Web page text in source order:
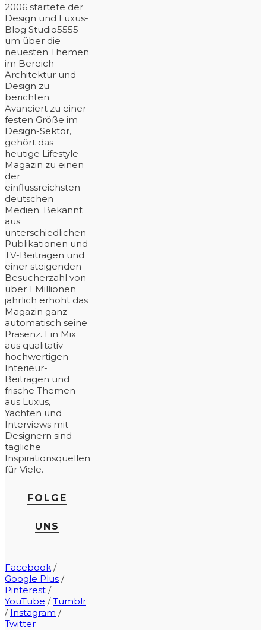
2006 startete der
Design und Luxus-
Blog Studio5555
um über die
neuesten Themen
im Bereich
Architektur und
Design zu
berichten.
Avanciert zu einer
festen Größe im
Design-Sektor,
gehört das
heutige Lifestyle
Magazin zu einen
der
einflussreichsten
deutschen
Medien. Bekannt
aus
unterschiedlichen
Publikationen und
TV-Beiträgen und
einer steigenden
Besucherzahl von
über 1 Millionen
jährlich erhöht das
Magazin ganz
automatisch seine
Präsenz. Ein Mix
aus qualitativ
hochwertigen
Interieur-
Beiträgen und
frische Themen
aus Luxus,
Yachten und
Interviews mit
Designern sind
tägliche
Inspirationsquellen
für Viele.
FOLGE
UNS
Facebook /
Google Plus /
Pinterest /
YouTube /Tumblr
/ Instagram /
Twitter